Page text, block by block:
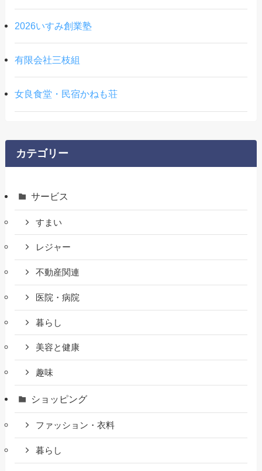
2026いすみ創業塾
有限会社三枝組
女良食堂・民宿かねも荘
カテゴリー
サービス
すまい
レジャー
不動産関連
医院・病院
暮らし
美容と健康
趣味
ショッピング
ファッション・衣料
暮らし